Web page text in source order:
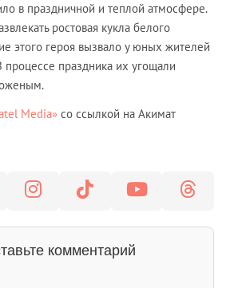
в праздничной и теплой атмосфере.
ростовая кукла белого
этого героя вызвало у юных жителей
процессе праздника их угощали
Media» со ссылкой на Акимат
комментарий